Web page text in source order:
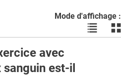
Mode d'affichage :
Voir
les
les
avec
est-il